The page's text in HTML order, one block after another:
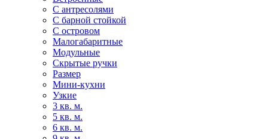
С антресолями
С барной стойкой
С островом
Малогабаритные
Модульные
Скрытые ручки
Размер
Мини-кухни
Узкие
3 кв. м.
5 кв. м.
6 кв. м.